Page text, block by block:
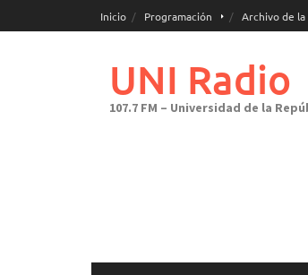
al
Inicio Programación Archivo de la
UNI Radio
107.7 FM – Universidad de la